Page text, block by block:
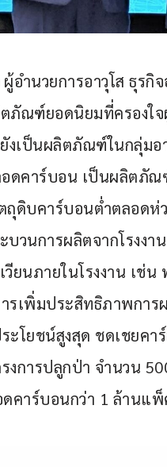
ำนวยการอาวุโส ธุรกิ
ณฑ์ยอดนิยมที่ครองใจ
งเป็นผลิตภัณฑ์ในกลุ่มอ
ดคาร์บอน เป็นผลิตภัณ
ถุดิบคาร์บอนต่ำตลอด
วนการผลิตจากโรงง
ยนภายในโรงงาน เช่
เพิ่มประสิทธิภาพการ
ระโยชน์สูงสุด ชดเชย
งการปลูกป่า จำนวน
คาร์บอนกว่า 1 ล้านแพ็